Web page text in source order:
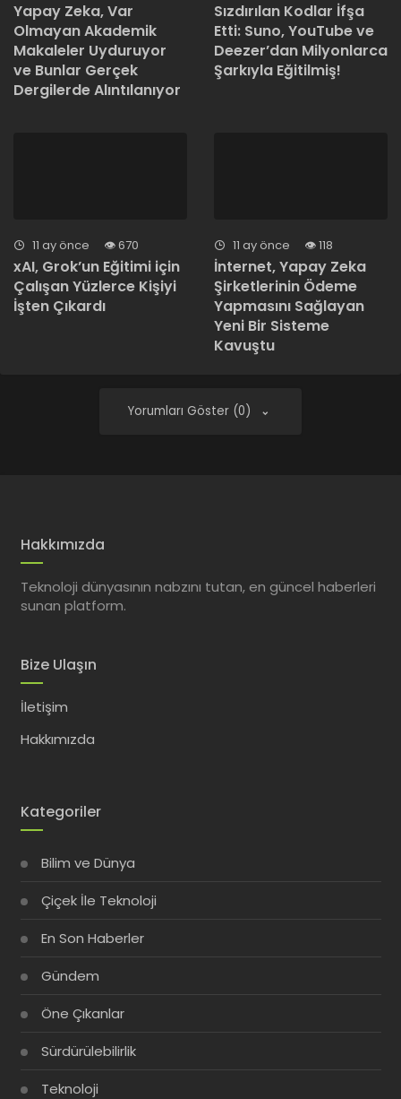
Yapay Zeka, Var
Olmayan Akademik
Makaleler Uyduruyor
ve Bunlar Gerçek
Dergilerde Alıntılanıyor
Sızdırılan Kodlar İfşa
Etti: Suno, YouTube ve
Deezer’dan Milyonlarca
Şarkıyla Eğitilmiş!
11 ay önce 670
xAI, Grok’un Eğitimi için
Çalışan Yüzlerce Kişiyi
İşten Çıkardı
11 ay önce 118
İnternet, Yapay Zeka
Şirketlerinin Ödeme
Yapmasını Sağlayan
Yeni Bir Sisteme
Kavuştu
Yorumları Göster (0)
Hakkımızda
Teknoloji dünyasının nabzını tutan, en güncel haberleri
sunan platform.
Bize Ulaşın
İletişim
Hakkımızda
Kategoriler
Bilim ve Dünya
Çiçek İle Teknoloji
En Son Haberler
Gündem
Öne Çıkanlar
Sürdürülebilirlik
Teknoloji